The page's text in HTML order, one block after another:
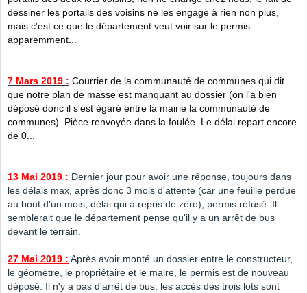
dessiner les portails des voisins ne les engage à rien non plus,
mais c'est ce que le département veut voir sur le permis
apparemment...
7 Mars 2019 : Courrier de la communauté de communes qui dit
que notre plan de masse est manquant au dossier (on l'a bien
déposé donc il s'est égaré entre la mairie la communauté de
communes). Pièce renvoyée dans la foulée. Le délai repart encore
de 0...
13 Mai 2019 : Dernier jour pour avoir une réponse, toujours dans
les délais max, après donc 3 mois d'attente (car une feuille perdue
au bout d'un mois, délai qui a repris de zéro), permis refusé. Il
semblerait que le département pense qu'il y a un arrêt de bus
devant le terrain.
27 Mai 2019 : Après avoir monté un dossier entre le constructeur,
le géomètre, le propriétaire et le maire, le permis est de nouveau
déposé. Il n'y a pas d'arrêt de bus, les accès des trois lots sont